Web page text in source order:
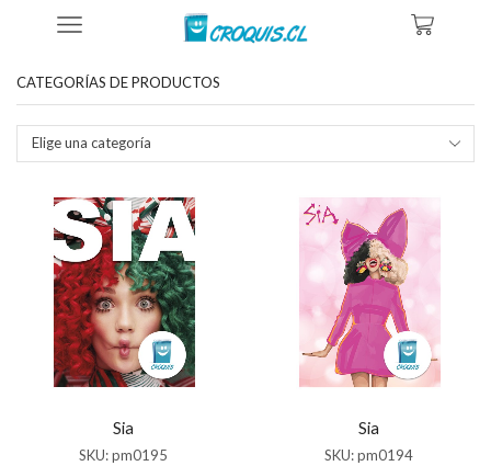
Tienda Productos Etiquetados “download Sia”
CATEGORÍAS DE PRODUCTOS
Elige una categoría
Sia
SKU:pm0195
Sia
SKU:pm0194